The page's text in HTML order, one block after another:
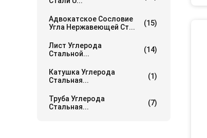
Адвокатское Сословие
Угла Нержавеющей Ст...
(15)
Лист Углерода
Стальной...
(14)
Катушка Углерода
Стальная...
(1)
Труба Углерода
Стальная...
(7)